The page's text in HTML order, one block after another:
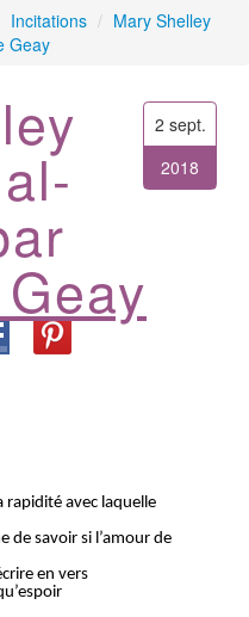
Incitations / Mary Shelley
Geay
2 sept.
2018
rapidité avec laquelle
de savoir si l’amour de
en vers